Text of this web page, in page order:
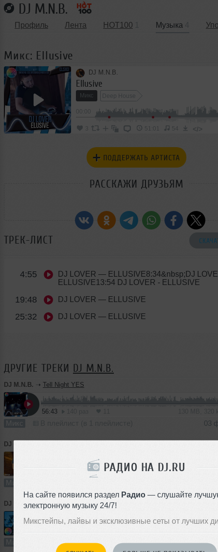
РАДИО НА DJ.RU
На сайте появился раздел Радио — слушайте
электронную музыку 24/7!
Микстейпы, лайвы и эксклюзивные сеты от лучших
DJ M.N.B.
Профиль Лента HOT100 Музыка
Микс: Ellusive
DJ M.N.B.
Ellusive
Микс Deep House
3 51:01 54 </>
ПОДДЕРЖАТЬ АРТИСТА
РАССКАЖИ ДРУЗЬЯМ
ТРЕК-ЛИСТ
4:55 DJ LOVER — ELLUSIVE8:34&nbsp;DJ
ELLUSIVE13:54 DJ LOVER - ELLUSIVE
19:48 DJ LOVER — ELLUSIVE
25:32 DJ LOVER — ELLUSIVE
ДРУГИЕ ТРЕКИ DJ M.N.B.
DJ M.N.B. ➝ Tell Night YES
56:43
Микс 03
DJ M.N.B.
140 MB, 320
Микс
DJ M.N.B. ➝Speed UP
Микс В плейлист